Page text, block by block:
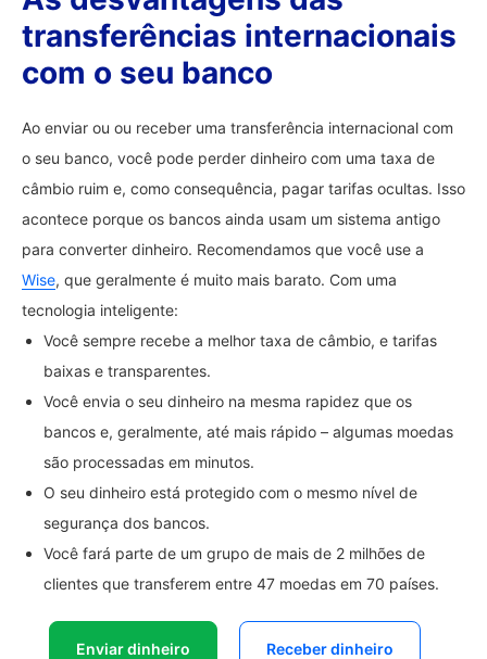
transferências internacionais
com o seu banco
Ao enviar ou ou receber uma transferência internacional com
o seu banco, você pode perder dinheiro com uma taxa de
câmbio ruim e, como consequência, pagar tarifas ocultas. Isso
acontece porque os bancos ainda usam um sistema antigo
para converter dinheiro. Recomendamos que você use a
Wise, que geralmente é muito mais barato. Com uma
tecnologia inteligente:
Você sempre recebe a melhor taxa de câmbio, e tarifas
baixas e transparentes.
Você envia o seu dinheiro na mesma rapidez que os
bancos e, geralmente, até mais rápido – algumas moedas
são processadas em minutos.
O seu dinheiro está protegido com o mesmo nível de
segurança dos bancos.
Você fará parte de um grupo de mais de 2 milhões de
clientes que transferem entre 47 moedas em 70 países.
Enviar dinheiro Receber dinheiro